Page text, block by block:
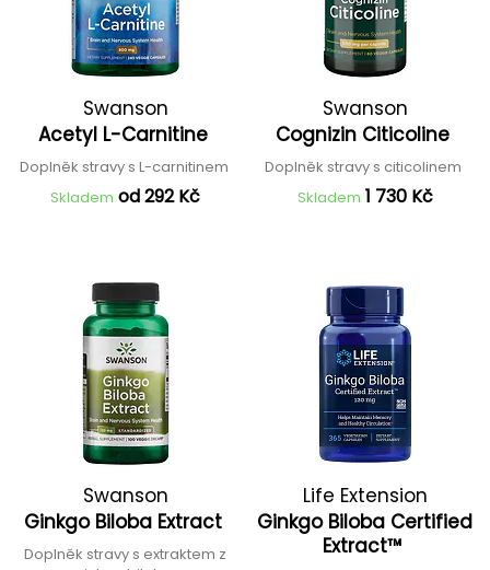
Swanson
Acetyl L-Carnitine
Doplněk stravy s L-carnitinem
Skladem od 292 Kč
Swanson
Cognizin Citicoline
Doplněk stravy s citicolinem
Skladem 1 730 Kč
Swanson
Ginkgo Biloba Extract
Doplněk stravy s extraktem z
Life Extension
Ginkgo Biloba Certified
Extract™